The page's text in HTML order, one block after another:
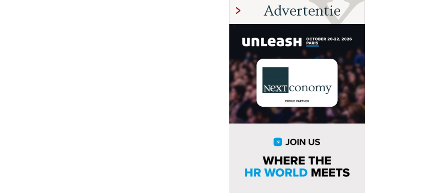
Advertentie